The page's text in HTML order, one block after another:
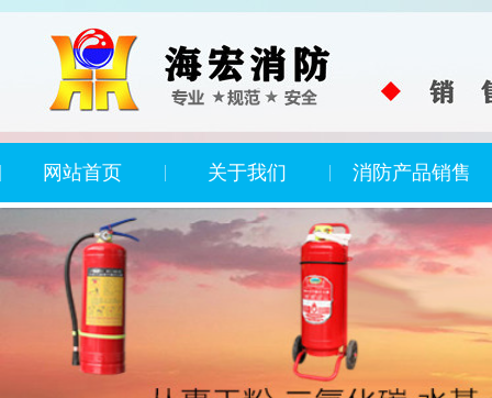
网站首页 关于我们 消防产品销售